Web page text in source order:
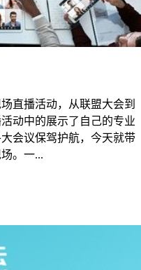
直播活动，从联盟大会到
动中的展示了自己的专业
会议保驾护航，今天就带
。一...